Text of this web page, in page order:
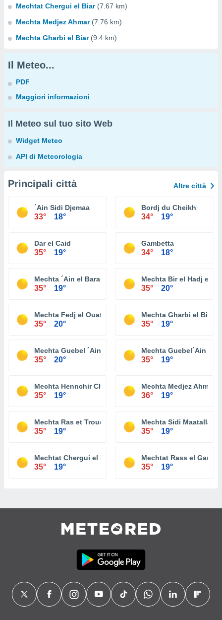
Mechtat Chergui el Biar (7.67 km)
Mechta Medjez Ahmar (7.76 km)
Mechta Gharbi el Biar (9.4 km)
Il Meteo...
PDF
Maggiori informazioni
Il Meteo sul tuo sito Web
Widget Meteo
API di Meteorologia
Principali città Altre città
´Ain Sidi Djemaa
33° 18°
Bordj du Cheikh
34° 19°
Dar el Caid
35° 19°
Gambetta
34° 18°
Mechta ´Ain el Barani
35° 19°
Mechta Bir el Hadj et
35° 20°
Mechta Fedj el Ouathia
35° 20°
Mechta Gharbi el Biar
35° 19°
Mechta Guebel ´Ain
35° 20°
Mechta Guebel´Ain
35° 19°
Mechta Hennchir Chabout
35° 19°
Mechta Medjez Ahmar
36° 19°
Mechta Ras et Trouch
35° 19°
Mechta Sidi Maatallah
35° 19°
Mechtat Chergui el Biar
35° 19°
Mechtat Rass el
35° 19°